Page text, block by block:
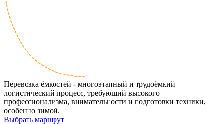
Перевозка ёмкостей - многоэтапный и трудоёмкий
логистический процесс, требующий высокого
профессионализма, внимательности и подготовки техники,
особенно зимой.
Выбрать маршрут